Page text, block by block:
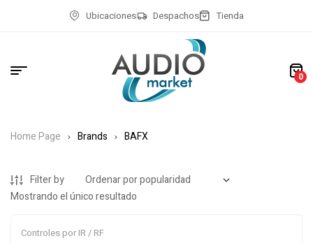
Ubicaciones Despachos Tienda
0
Home Page Brands BAFX
Filter by
Mostrando el único resultado
Controles por IR / RF